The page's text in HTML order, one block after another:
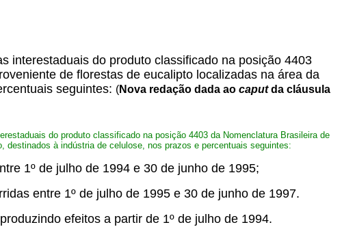
interestaduais do produto classificado na posição 4403
de florestas de eucalipto localizadas na área da
seguintes: (Nova redação dada ao caputda cláusula
do produto classificado na posição 4403 da Nomenclatura Brasileira de
destinados à indústria de celulose, nos prazos e percentuais seguintes:
1º de julho de 1994 e 30 de junho de 1995;
entre 1º de julho de 1995 e 30 de junho de 1997.
efeitos a partir de 1º de julho de 1994.